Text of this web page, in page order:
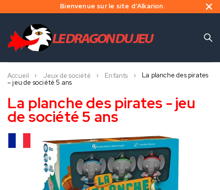
Bienvenue sur le site d'Alkarion.
Accueil Jeux de société Enfants
La planche des pirates
– jeu de société 5 ans
La planche des pirates - jeu
de société 5 ans